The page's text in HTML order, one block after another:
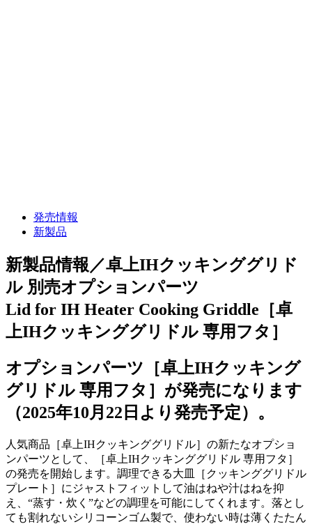
発売情報
新製品
新製品情報／卓上IHクッキンググリド
ル 別売オプションパーツ
Lid for IH Heater Cooking Griddle［卓
上IHクッキンググリドル 専用フタ］
オプションパーツ［卓上IHクッキング
グリドル 専用フタ］が発売になります
（2025年10月22日より発売予定）。
人気商品［卓上IHクッキンググリドル］の新たなオプショ
ンパーツとして、［卓上IHクッキンググリドル 専用フタ］
の発売を開始します。調理できる大皿［クッキンググリドル
プレート］にジャストフィットして油はねや汁はねを抑
え、“蒸す・炊く”などの調理を可能にしてくれます。落とし
ても割れないシリコーンゴム製で、使わない時は薄くたたん